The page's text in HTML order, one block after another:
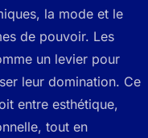
la mode et le
de pouvoir. Les
un levier pour
leur domination. Ce
entre esthétique,
tout en